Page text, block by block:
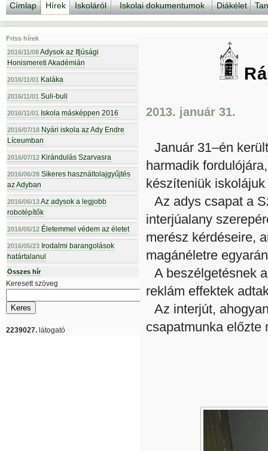
Címlap Hírek Iskoláról Iskolai dokumentumok Diákélet
Friss hírek
2016/11/08Adysok az Ifjúsági
Honismereti Akadémián
2016/11/01 Kaláka
2016/11/01 Suli-buli
2016/11/01 Iskola másképpen 2016
2016/07/18 Nyári iskola az Ady Endre
Líceumban
2016/07/12 Kirándulás Szarvasra
2016/06/28 Sikeres használtolajgyűjtés
az Adyban
2016/06/13Az adysok a legjobb
robotépítők
2016/05/12 Életemmel védem az életet
2016/05/23 Irodalmi barangolások
határtalanul
Összes hír
Keresett szöveg
2239027. látogató
2013. január 31.
Január 31–én
harmadik
készíteniük
Az adys csapat a
interjúalany
merész kérdéseire,
magánéletre
A beszélgetésnek
reklám effektek
Az interjút,
csapatmunka előzte